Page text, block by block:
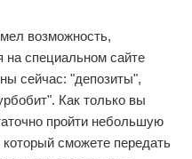
возможность,
на специальном сайте
сейчас: "депозиты",
Как только вы
пройти небольшую
сможете передать